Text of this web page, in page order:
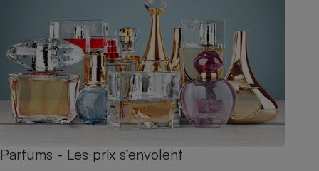
Parfums - Les prix s’envolent